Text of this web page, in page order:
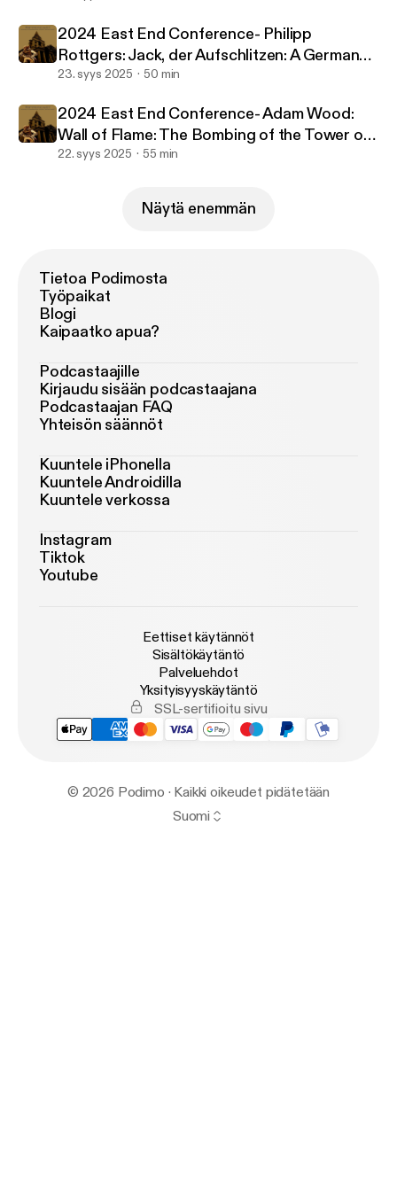
2024 East End Conference- Philipp
Rottgers: Jack, der Aufschlitzen: A German
perception of the Ripper murders from 1888
23. syys 2025 50 min
2024 East End Conference- Adam Wood:
Wall of Flame: The Bombing of the Tower of
London, 1885
22. syys 2025 55 min
Näytä enemmän
Tietoa Podimosta
Työpaikat
Blogi
Kaipaatko apua?
Podcastaajille
Kirjaudu sisään podcastaajana
Podcastaajan FAQ
Yhteisön säännöt
Kuuntele iPhonella
Kuuntele Androidilla
Kuuntele verkossa
Instagram
Tiktok
Youtube
Eettiset käytännöt
Sisältökäytäntö
Palveluehdot
Yksityisyyskäytäntö
SSL-sertifioitu sivu
© 2026 Podimo · Kaikki oikeudet pidätetään
Suomi